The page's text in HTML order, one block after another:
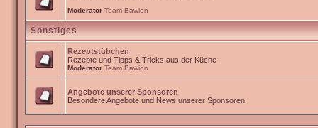
Moderator Team Bawion
Sonstiges
Rezeptstübchen
Rezepte und Tipps & Tricks aus der Küche
Moderator Team Bawion
Angebote unserer Sponsoren
Besondere Angebote und News unserer Sponsoren